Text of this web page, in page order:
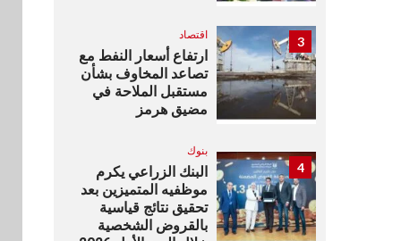
3 اقتصاد
ارتفاع أسعار النفط مع
تصاعد المخاوف بشأن
مستقبل الملاحة في
مضيق هرمز
4
بنوك
البنك الزراعي يكرم
موظفيه المتميزين بعد
تحقيق نتائج قياسية
بالقروض الشخصية